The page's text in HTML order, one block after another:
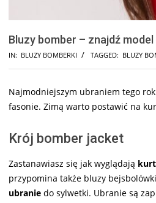
Bluzy bomber – znajdź model
IN: BLUZY BOMBERKI TAGGED: BLUZY
Najmodniejszym ubraniem tego
fasonie. Zimą warto postawić na
Krój bomber jacket
Zastanawiasz się jak wyglądają
przypomina także bluzy
ubranie do sylwetki. Ubranie są